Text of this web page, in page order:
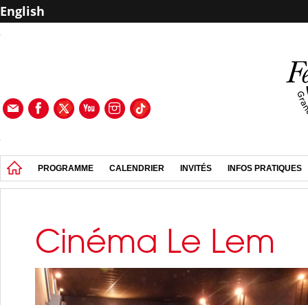
English
PROGRAMME CALENDRIER INVITÉS INFOS PRATIQUES
Cinéma Le Lem